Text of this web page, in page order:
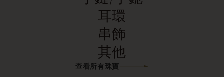
耳環
串飾
其他
查看所有珠寶